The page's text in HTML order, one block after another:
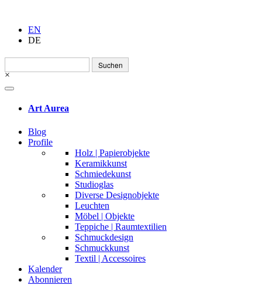
EN
DE
Suchen
nach:
×
Art Aurea
Blog
Profile
Holz | Papierobjekte
Keramikkunst
Schmiedekunst
Studioglas
Diverse Designobjekte
Leuchten
Möbel | Objekte
Teppiche | Raumtextilien
Schmuckdesign
Schmuckkunst
Textil | Accessoires
Kalender
Abonnieren